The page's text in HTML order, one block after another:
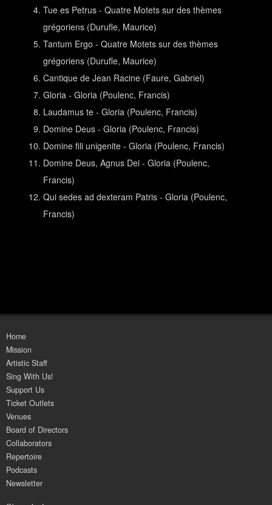
Tue es Petrus - Quatre Motets sur des thèmes
grégoriens (Durufle, Maurice)
Tantum Ergo - Quatre Motets sur des thèmes
grégoriens (Durufle, Maurice)
Cantique de Jean Racine (Faure, Gabriel)
Gloria - Gloria (Poulenc, Francis)
Laudamus te - Gloria (Poulenc, Francis)
Domine Deus - Gloria (Poulenc, Francis)
Domine fili unigenite - Gloria (Poulenc, Francis)
Domine Deus, Agnus Dei - Gloria (Poulenc,
Francis)
Qui sedes ad dexteram Patris - Gloria (Poulenc,
Francis)
Home
Mission
Artistic Staff
Sing With Us!
Support Us
Ticket Outlets
Venues
Board of Directors
Collaborators
Repertoire
Podcasts
Newsletter